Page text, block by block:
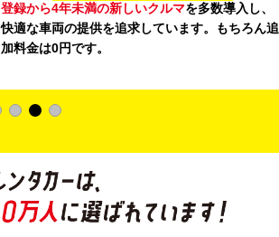
登録から4年未満の新しいクルマを多数導入し、
快適な車両の提供を追求しています。もちろん追
加料金は0円です。